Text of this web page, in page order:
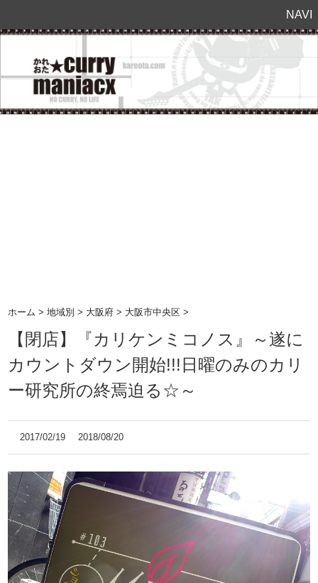
NAVI
ホーム >地域別 > 大阪府 > 大阪市中央区 >
【閉店】『カリケンミコノス』～遂に
カウントダウン開始!!!日曜のみのカリ
ー研究所の終焉迫る☆～
2017/02/19 2018/08/20